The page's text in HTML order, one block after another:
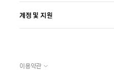
계정 및 지원
이용약관